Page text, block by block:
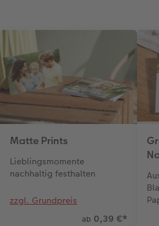
Foto-Kochbuch
Neuheiten
Extras
Extras
CEWE myPhotos
Matte Prints
Lieblingsmomente
nachhaltig festhalten
zzgl. Grundpreis
ab 0,39 €*